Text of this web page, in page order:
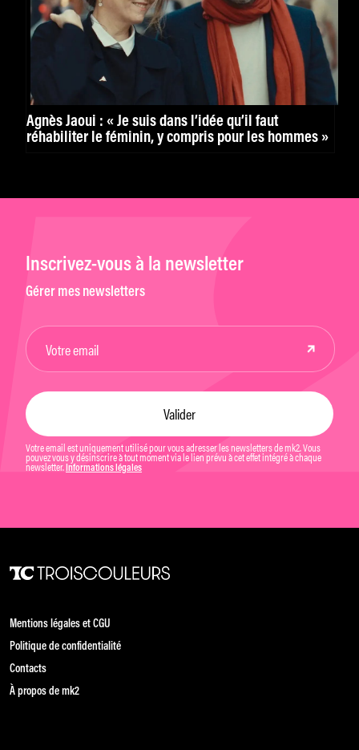
Agnès Jaoui : « Je suis dans l’idée qu’il faut
réhabiliter le féminin, y compris pour les hommes »
Inscrivez-vous à la newsletter
Gérer mes newsletters
Votre email est uniquement utilisé pour vous adresser les newsletters de mk2. Vous
pouvez vous y désinscrire à tout moment via le lien prévu à cet effet intégré à chaque
newsletter. Informations légales
Mentions légales et CGU
Politique de confidentialité
Contacts
À propos de mk2